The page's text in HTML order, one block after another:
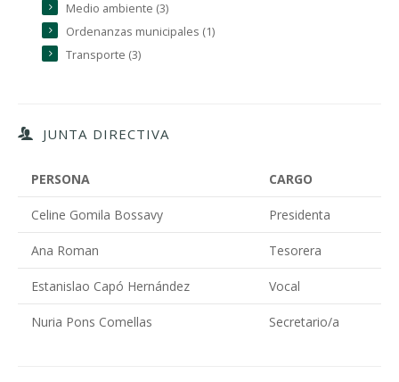
Medio ambiente (3)
Ordenanzas municipales (1)
Transporte (3)
JUNTA DIRECTIVA
PERSONA CARGO
Celine Gomila Bossavy Presidenta
Ana Roman Tesorera
Estanislao Capó Hernández Vocal
Nuria Pons Comellas Secretario/a